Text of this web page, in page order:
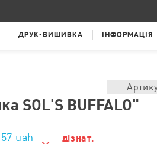
ДРУК-ВИШИВКА ІНФОРМАЦІЯ
SOL'S BUFFALO"
uah
дізнат.